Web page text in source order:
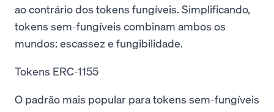
ao contrário dos tokens fungíveis. Simplificando,
tokens sem-fungíveis combinam ambos os
mundos: escassez e fungibilidade.
Tokens ERC-1155
O padrão mais popular para tokens sem-fungíveis